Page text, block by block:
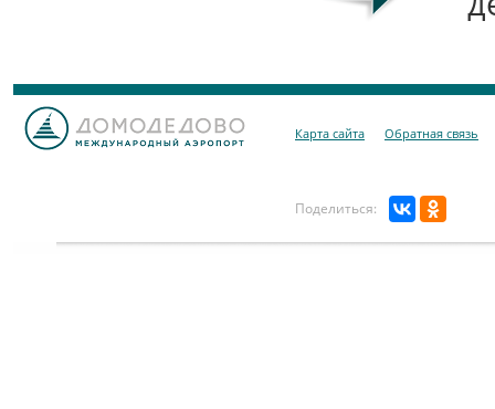
Карта сайта Обратная связь
Поделиться: